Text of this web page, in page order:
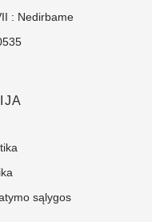
: Nedirbame
sąlygos